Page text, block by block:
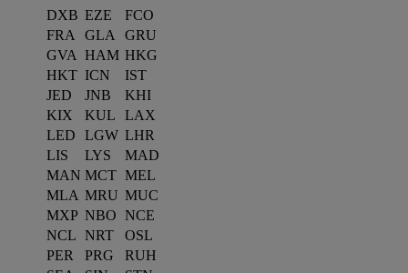
DXB EZE
FCO
FRA
GLA
GRU
GVA HAM HKG
HKT ICN
IST
JED
JNB
KHI
KIX
KUL
LAX
LED
LGW LHR
LIS
LYS
MAD
MAN MCT MEL
MLA MRU MUC
MXP NBO NCE
NCL NRT
OSL
PER
PRG
RUH